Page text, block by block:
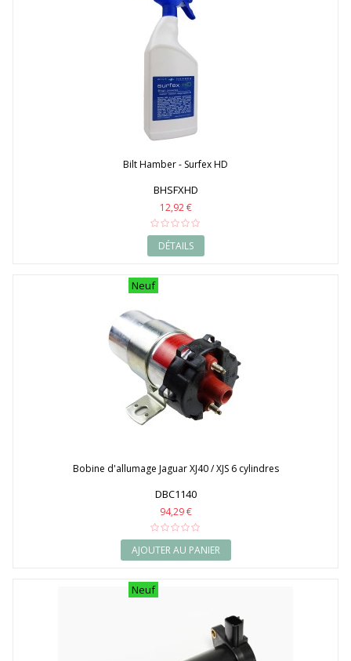
Bilt Hamber - Surfex HD
BHSFXHD
12,92 €
DÉTAILS
Neuf
Bobine d'allumage Jaguar XJ40 / XJS 6 cylindres
DBC1140
94,29 €
AJOUTER AU PANIER
Neuf